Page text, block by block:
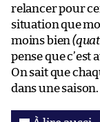
relancer pour
situation que
moins bien
pense que c’est
On sait que
dans une saison.